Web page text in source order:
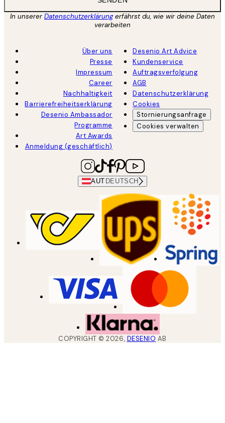
In unsererDatenschutzerklärungerfährst du, wie wir deine Daten
verarbeiten
Über uns
Presse
Impressum
Career
Nachhaltigkeit
Barrierefreiheitserklärung
Desenio Ambassador
Programme
Art Awards
Anmeldung (geschäftlich)
Desenio Art Advice
Kundenservice
Auftragsverfolgung
AGB
Datenschutzerklärung
Cookies
Stornierungsanfrage
Cookies verwalten
AUT DEUTSCH
COPYRIGHT ©2026, DESENIO AB